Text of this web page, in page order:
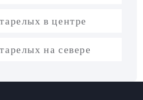
в центре
на севере